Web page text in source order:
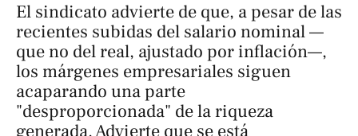
El sindicato advierte de que, a pesar de las
recientes subidas del salario nominal —
que no del real, ajustado por inflación—,
los márgenes empresariales siguen
acaparando una parte
"desproporcionada" de la riqueza
generada. Advierte que se está